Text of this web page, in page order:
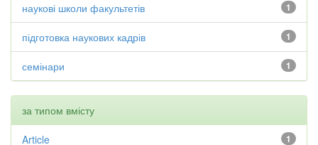
1
наукові школи факультетів
1
підготовка наукових кадрів
1
семінари
за типом вмісту
1
Article